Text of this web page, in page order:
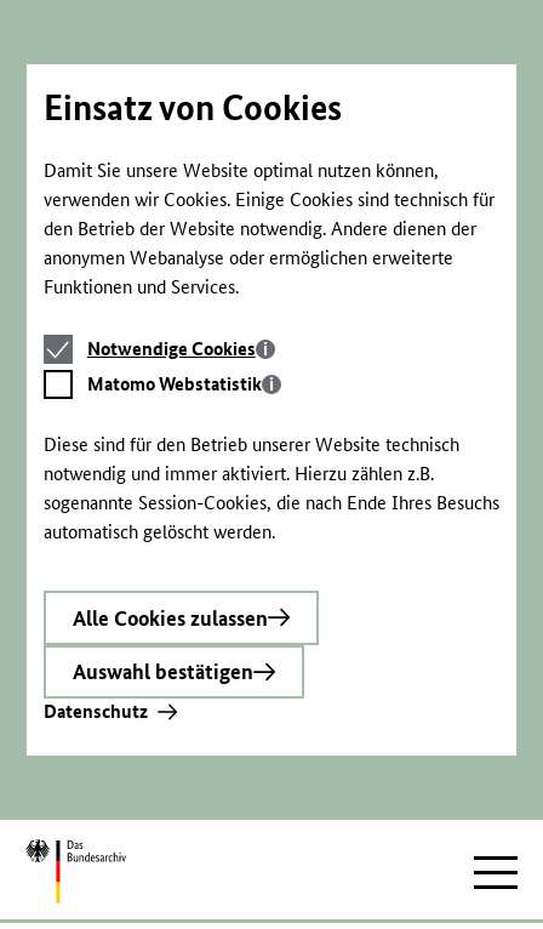
Einsatz von Cookies
Damit Sie unsere Website optimal nutzen können,
verwenden wir Cookies. Einige Cookies sind technisch für
den Betrieb der Website notwendig. Andere dienen der
anonymen Webanalyse oder ermöglichen erweiterte
Funktionen und Services.
Notwendige
Cookies
Notwendige Cookies
Matomo
Webstatistik
Matomo Webstatistik
Diese sind für den Betrieb unserer Website technisch
notwendig und immer aktiviert. Hierzu zählen z.B.
sogenannte Session-Cookies, die nach Ende Ihres Besuchs
automatisch gelöscht werden.
Alle Cookies zulassen
Auswahl bestätigen
Datenschutz
Zur